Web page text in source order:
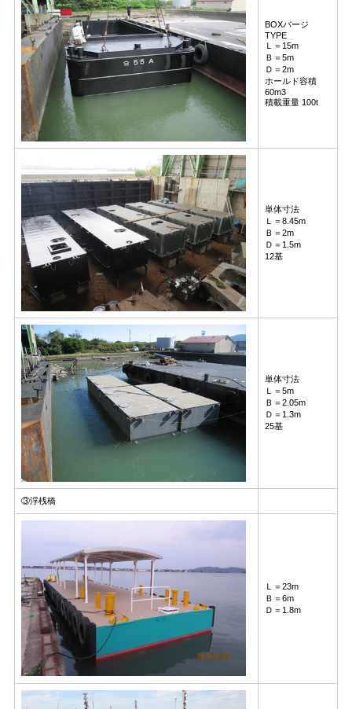
BOXバージ
TYPE
Ｌ＝15m
Ｂ＝5m
Ｄ＝2m
ホールド容積
60m3
積載重量 100t
単体寸法
Ｌ＝8.45m
Ｂ＝2m
Ｄ＝1.5m
12基
単体寸法
Ｌ＝5m
Ｂ＝2.05m
Ｄ＝1.3m
25基
③浮桟橋
Ｌ＝23m
Ｂ＝6m
Ｄ＝1.8m